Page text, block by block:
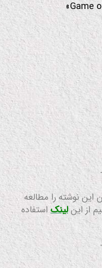
نوشته را مطالعه
از اینلینکاستفاده